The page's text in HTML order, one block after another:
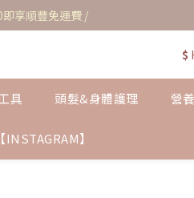
享順豐免運費 /
$
具 頭髮&身體護理 營
【INSTAGRAM】